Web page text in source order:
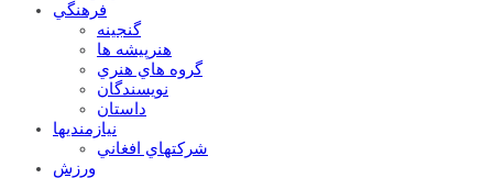
فرهنگي
گنجينه
هنرپيشه ها
گروه هاي هنري
نويسندگان
داستان
نيازمنديها
شرکتهاي افغاني
ورزش